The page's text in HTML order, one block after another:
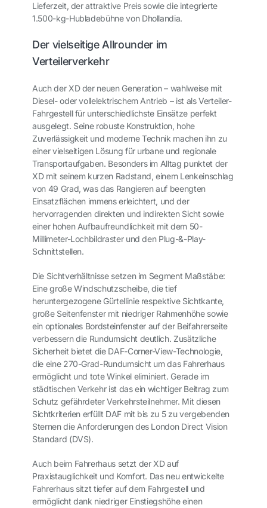
Lieferzeit, der attraktive Preis sowie die integrierte
1.500-kg-Hubladebühne von Dhollandia.
Der vielseitige Allrounder im
Verteilerverkehr
Auch der XD der neuen Generation – wahlweise mit
Diesel- oder vollelektrischem Antrieb – ist als Verteiler-
Fahrgestell für unterschiedlichste Einsätze perfekt
ausgelegt. Seine robuste Konstruktion, hohe
Zuverlässigkeit und moderne Technik machen ihn zu
einer vielseitigen Lösung für urbane und regionale
Transportaufgaben. Besonders im Alltag punktet der
XD mit seinem kurzen Radstand, einem Lenkeinschlag
von 49 Grad, was das Rangieren auf beengten
Einsatzflächen immens erleichtert, und der
hervorragenden direkten und indirekten Sicht sowie
einer hohen Aufbaufreundlichkeit mit dem 50-
Millimeter-Lochbildraster und den Plug-&-Play-
Schnittstellen.
Die Sichtverhältnisse setzen im Segment Maßstäbe:
Eine große Windschutzscheibe, die tief
heruntergezogene Gürtellinie respektive Sichtkante,
große Seitenfenster mit niedriger Rahmenhöhe sowie
ein optionales Bordsteinfenster auf der Beifahrerseite
verbessern die Rundumsicht deutlich. Zusätzliche
Sicherheit bietet die DAF-Corner-View-Technologie,
die eine 270-Grad-Rundumsicht um das Fahrerhaus
ermöglicht und tote Winkel eliminiert. Gerade im
städtischen Verkehr ist das ein wichtiger Beitrag zum
Schutz gefährdeter Verkehrsteilnehmer. Mit diesen
Sichtkriterien erfüllt DAF mit bis zu 5 zu vergebenden
Sternen die Anforderungen des London Direct Vision
Standard (DVS).
Auch beim Fahrerhaus setzt der XD auf
Praxistauglichkeit und Komfort. Das neu entwickelte
Fahrerhaus sitzt tiefer auf dem Fahrgestell und
ermöglicht dank niedriger Einstiegshöhe einen